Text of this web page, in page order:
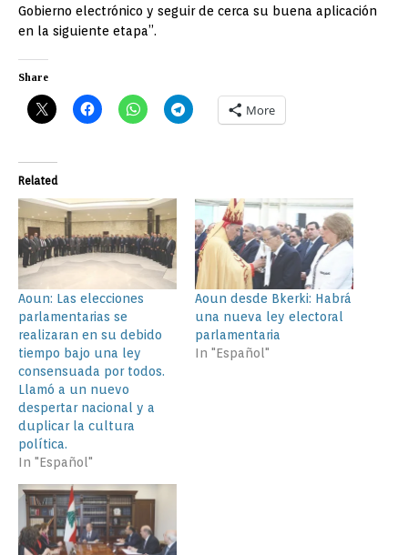
Gobierno electrónico y seguir de cerca su buena aplicación
en la siguiente etapa”.
Share
More
Related
Aoun: Las elecciones
parlamentarias se
realizaran en su debido
tiempo bajo una ley
consensuada por todos.
Llamó a un nuevo
despertar nacional y a
duplicar la cultura
política.
In "Español"
Aoun desde Bkerki: Habrá
una nueva ley electoral
parlamentaria
In "Español"